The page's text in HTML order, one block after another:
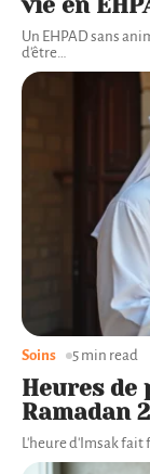
Un EHPAD sans
d'être
Heures de
Ramadan
L'heure d'Imsak fait
Soins 5 min read